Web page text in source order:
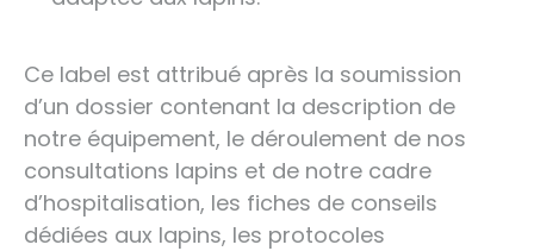
Ce label est attribué après la soumission
d’un dossier contenant la description de
notre équipement, le déroulement de nos
consultations lapins et de notre cadre
d’hospitalisation, les fiches de conseils
dédiées aux lapins, les protocoles